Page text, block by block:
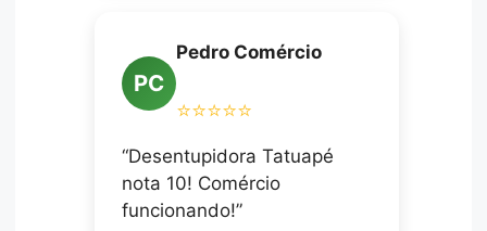
PC
Pedro Comércio
⭐⭐⭐⭐⭐
“Desentupidora Tatuapé
nota 10! Comércio
funcionando!”